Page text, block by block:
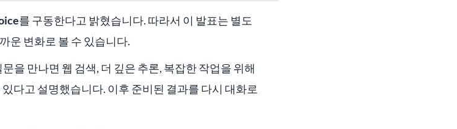
를 구동한다고 밝혔습니다. 따라서 이 발표는 별도
운 변화로 볼 수 있습니다.
을 만나면 웹 검색, 더 깊은 추론, 복잡한 작업을 위해
다고 설명했습니다. 이후 준비된 결과를 다시 대화로